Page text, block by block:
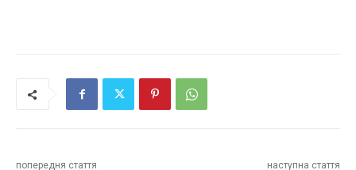
попередня стаття наступна стаття